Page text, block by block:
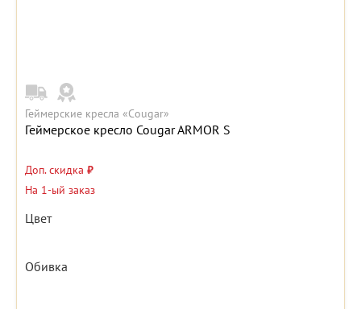
Геймерские кресла «Cougar»
Геймерское кресло Cougar ARMOR S
Доп. скидка ₽
На 1-ый заказ
Цвет
Обивка